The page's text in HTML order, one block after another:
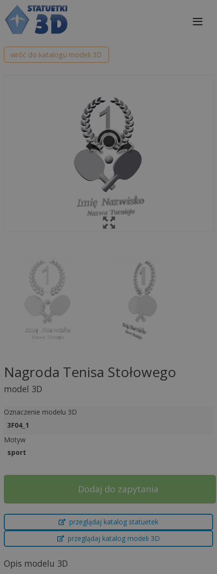
Przejdź
do
treści
wróć do katalogu modeli 3D
Nagroda Tenisa Stołowego
model 3D
Oznaczenie modelu 3D
3F04_1
Motyw
sport
Dodaj do zapytania
A
t
e
r
przeglądaj katalog statuetek
przeglądaj katalog modeli 3D
Opis modelu 3D